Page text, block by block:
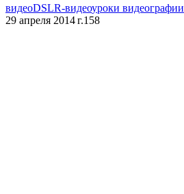
видеоDSLR-видеоуроки видеографии
29 апреля 2014 г.158